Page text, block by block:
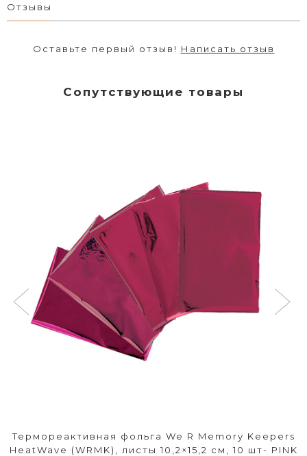
Отзывы
Оставьте первый отзыв! Написать отзыв
Сопутствующие товары
Термореактивная фольга We R Memory Keepers
HeatWave (WRMK), листы 10,2×15,2 см, 10 шт- PINK